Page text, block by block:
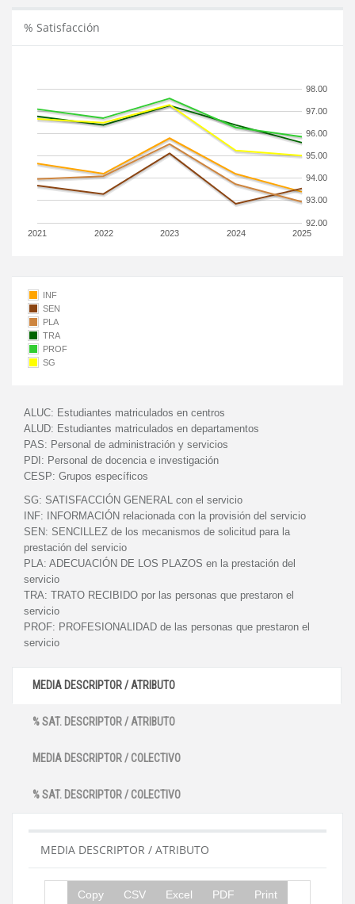
% Satisfacción
2021 2022 2023 2024 2025
92.00
93.00
94.00
95.00
96.00
97.00
98.00
INF
SEN
PLA
TRA
PROF
SG
ALUC: Estudiantes matriculados en centros
ALUD: Estudiantes matriculados en departamentos
PAS: Personal de administración y servicios
PDI: Personal de docencia e investigación
CESP: Grupos específicos
SG: SATISFACCIÓN GENERAL con el servicio
INF:
INFORMACIÓN relacionada con la provisión del servicio
SEN: SENCILLEZ de los mecanismos de solicitud para la
prestación del servicio
PLA: ADECUACIÓN DE LOS PLAZOS en la prestación del
servicio
TRA: TRATO RECIBIDO por las personas que prestaron el
servicio
PROF: PROFESIONALIDAD de las personas que prestaron el
servicio
MEDIA DESCRIPTOR / ATRIBUTO
% SAT. DESCRIPTOR / ATRIBUTO
MEDIA DESCRIPTOR / COLECTIVO
% SAT. DESCRIPTOR / COLECTIVO
MEDIA DESCRIPTOR / ATRIBUTO
Copy CSV Excel PDF Print